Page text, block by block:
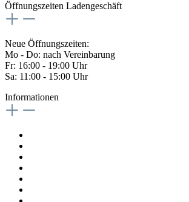
Öffnungszeiten Ladengeschäft
Neue Öffnungszeiten:
Mo - Do: nach Vereinbarung
Fr: 16:00 - 19:00 Uhr
Sa: 11:00 - 15:00 Uhr
Informationen